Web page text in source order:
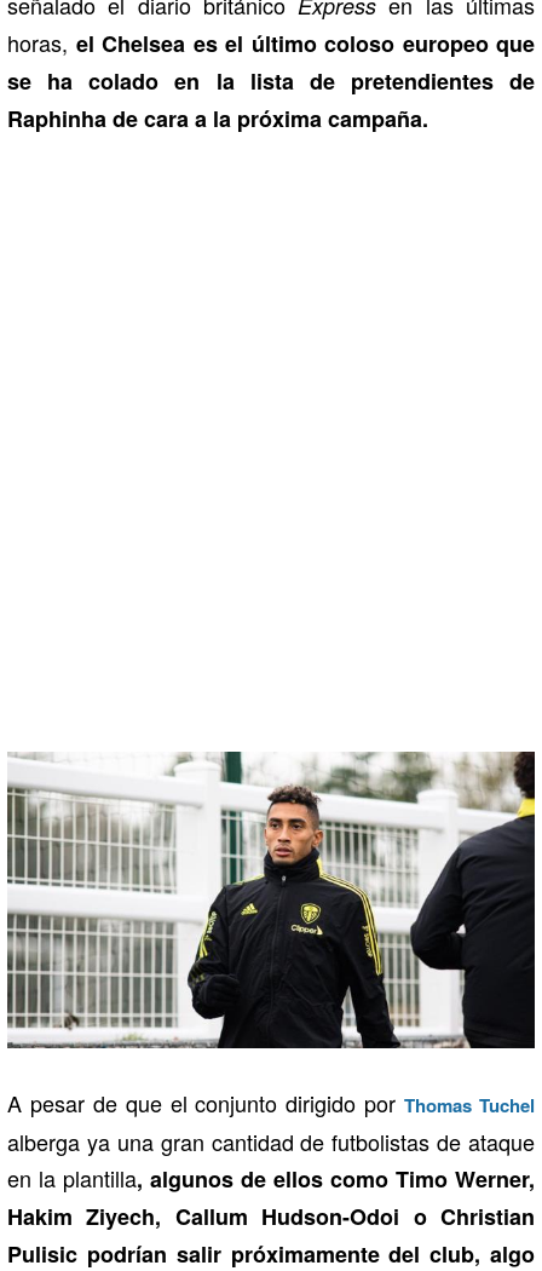
horas, el Chelsea es el último coloso europeo que
se ha colado en la lista de pretendientes de
Raphinha de cara a la próxima campaña.
A pesar de que el conjunto dirigido porThomas Tuchel
alberga ya una gran cantidad de futbolistas de ataque
en la plantilla, algunos de ellos como Timo Werner,
Hakim Ziyech, Callum Hudson-Odoi o Christian
Pulisic podrían salir próximamente del club, algo